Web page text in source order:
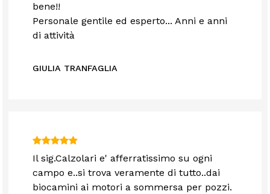
bene!!
Personale gentile ed esperto... Anni e anni
di attività
GIULIA TRANFAGLIA
Il sig.Calzolari e' afferratissimo su ogni
campo e..si trova veramente di tutto..dai
biocamini ai motori a sommersa per pozzi.